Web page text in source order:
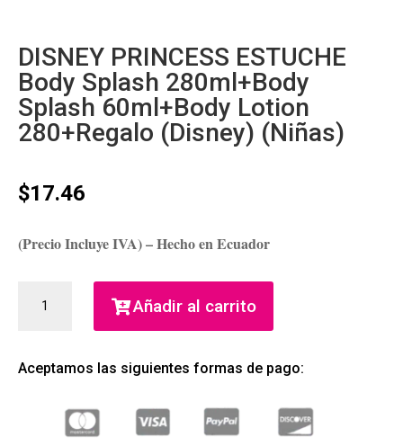
DISNEY PRINCESS ESTUCHE
Body Splash 280ml+Body
Splash 60ml+Body Lotion
280+Regalo (Disney) (Niñas)
$17.46
(Precio Incluye IVA) – Hecho en Ecuador
PRINCESS
SPLASH
SPLASH
60ML+BODY
Añadir al carrito
Aceptamos las siguientes formas de pago: